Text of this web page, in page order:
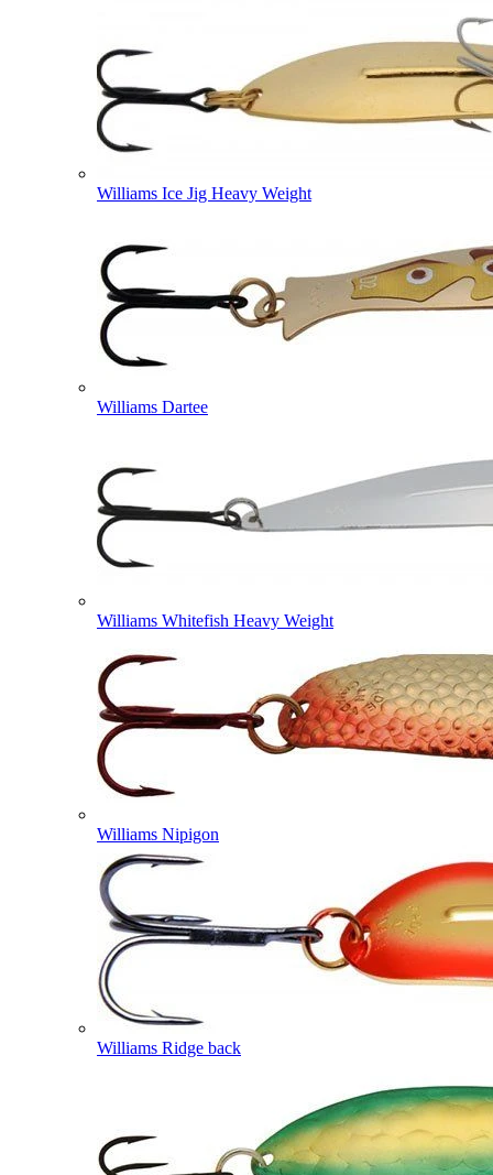
Williams Ice Jig Heavy Weight
Williams Dartee
Williams Whitefish Heavy Weight
Williams Nipigon
Williams Ridge back